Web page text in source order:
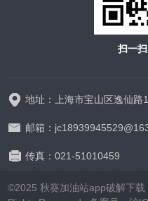
扫一扫
地址：上海市宝山区逸仙
邮箱：
传真：021-51010459
©2025 秋葵加油站app破解下